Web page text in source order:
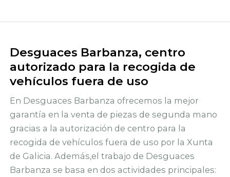
Desguaces Barbanza, centro
autorizado para la recogida de
vehículos fuera de uso
En Desguaces Barbanza ofrecemos la mejor
garantía en la venta de piezas de segunda mano
gracias a la autorización de centro para la
recogida de vehículos fuera de uso por la Xunta
de Galicia. Además,el trabajo de Desguaces
Barbanza se basa en dos actividades principales: